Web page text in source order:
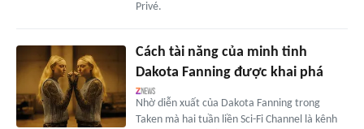
Privé.
Cách tài năng của minh tinh
Dakota Fanning được khai phá
Nhờ diễn xuất của Dakota Fanning trong
Taken mà hai tuần liền Sci-Fi Channel là kênh